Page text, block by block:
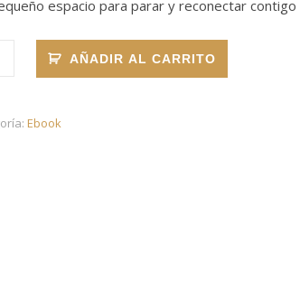
espacio para parar y reconectar contigo
AÑADIR AL CARRITO
Ebook